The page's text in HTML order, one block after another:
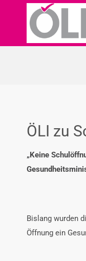
ÖLI zu
„Keine
Bislang wurden
Öffnung ein